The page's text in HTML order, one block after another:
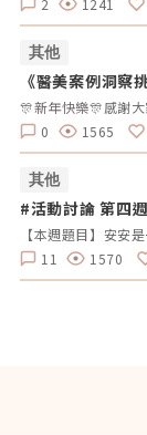
2
1241
其他
《醫美案例洞察
0
1565
其他
#活動討論 第四
拿好禮
11
1570